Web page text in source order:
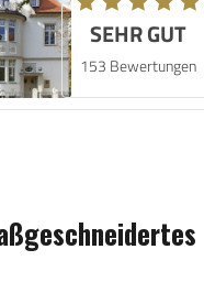
SEHR GUT
153 Bewertungen